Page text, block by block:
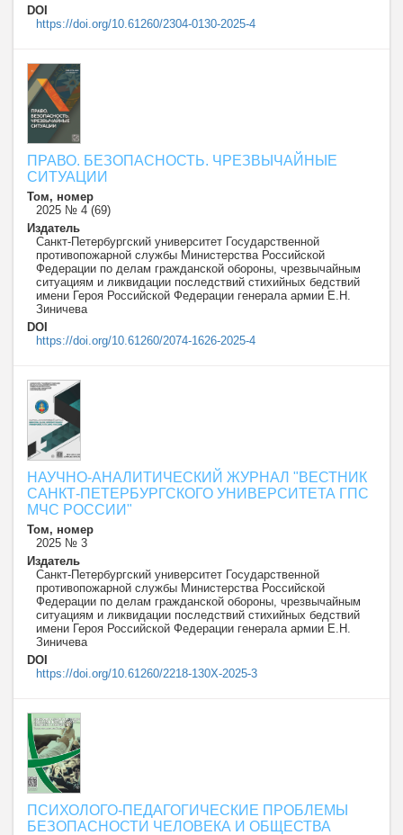
DOI
https://doi.org/10.61260/2304-0130-2025-4
ПРАВО. БЕЗОПАСНОСТЬ. ЧРЕЗВЫЧАЙНЫЕ
СИТУАЦИИ
Том, номер
2025 № 4 (69)
Издатель
Санкт-Петербургский университет Государственной
противопожарной службы Министерства Российской
Федерации по делам гражданской обороны, чрезвычайным
ситуациям и ликвидации последствий стихийных бедствий
имени Героя Российской Федерации генерала армии Е.Н.
Зиничева
DOI
https://doi.org/10.61260/2074-1626-2025-4
НАУЧНО-АНАЛИТИЧЕСКИЙ ЖУРНАЛ "ВЕСТНИК
САНКТ-ПЕТЕРБУРГСКОГО УНИВЕРСИТЕТА ГПС
МЧС РОССИИ"
Том, номер
2025 № 3
Издатель
Санкт-Петербургский университет Государственной
противопожарной службы Министерства Российской
Федерации по делам гражданской обороны, чрезвычайным
ситуациям и ликвидации последствий стихийных бедствий
имени Героя Российской Федерации генерала армии Е.Н.
Зиничева
DOI
https://doi.org/10.61260/2218-130X-2025-3
ПСИХОЛОГО-ПЕДАГОГИЧЕСКИЕ ПРОБЛЕМЫ
БЕЗОПАСНОСТИ ЧЕЛОВЕКА И ОБЩЕСТВА